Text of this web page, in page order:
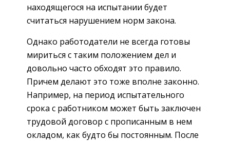
находящегося на испытании будет
считаться нарушением норм закона.
Однако работодатели не всегда готовы
мириться с таким положением дел и
довольно часто обходят это правило.
Причем делают это тоже вполне законно.
Например, на период испытательного
срока с работником может быть заключен
трудовой договор с прописанным в нем
окладом, как будто бы постоянным. После